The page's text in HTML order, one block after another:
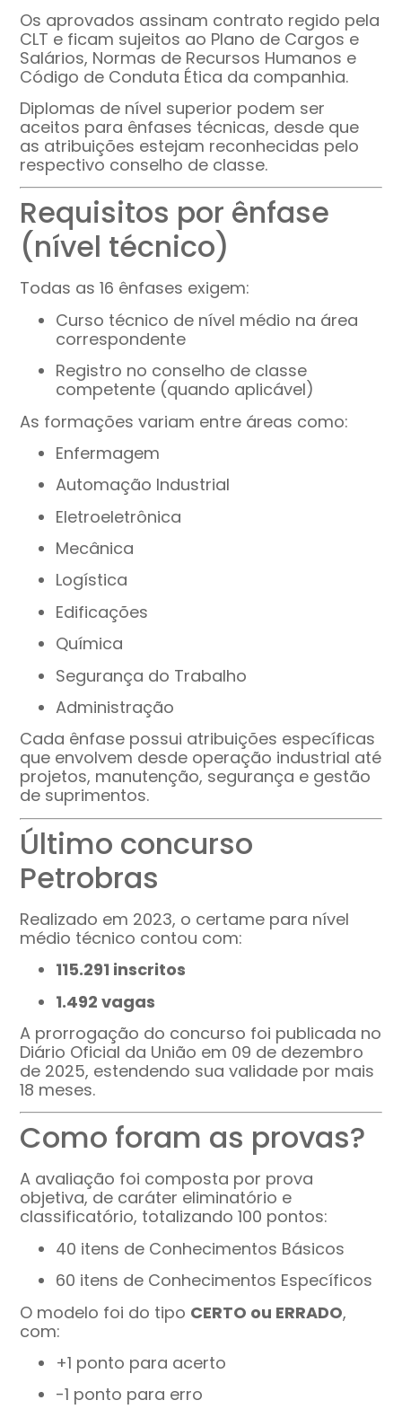
Os aprovados assinam contrato regido pela
CLT e ficam sujeitos ao Plano de Cargos e
Salários, Normas de Recursos Humanos e
Código de Conduta Ética da companhia.
Diplomas de nível superior podem ser
aceitos para ênfases técnicas, desde que
as atribuições estejam reconhecidas pelo
respectivo conselho de classe.
Requisitos por ênfase
(nível técnico)
Todas as 16 ênfases exigem:
Curso técnico de nível médio na área
correspondente
Registro no conselho de classe
competente (quando aplicável)
As formações variam entre áreas como:
Enfermagem
Automação Industrial
Eletroeletrônica
Mecânica
Logística
Edificações
Química
Segurança do Trabalho
Administração
Cada ênfase possui atribuições específicas
que envolvem desde operação industrial até
projetos, manutenção, segurança e gestão
de suprimentos.
Último concurso
Petrobras
Realizado em 2023, o certame para nível
médio técnico contou com:
115.291 inscritos
1.492 vagas
A prorrogação do concurso foi publicada no
Diário Oficial da União em 09 de dezembro
de 2025, estendendo sua validade por mais
18 meses.
Como foram as provas?
A avaliação foi composta por prova
objetiva, de caráter eliminatório e
classificatório, totalizando 100 pontos:
40 itens de Conhecimentos Básicos
60 itens de Conhecimentos Específicos
O modelo foi do tipo CERTO ou ERRADO,
com:
+1 ponto para acerto
-1 ponto para erro